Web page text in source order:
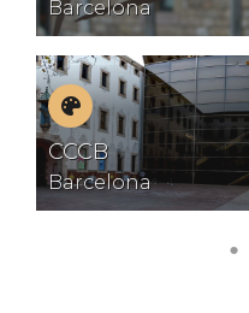
Barcelona
Museus
CCCB
Barcelona